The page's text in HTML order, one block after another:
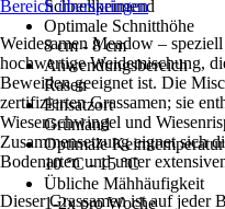
Schnellkeimend
Optimale Schnitthöhe
8 cm - 8 cm
Anwendungsbereich
Rasen
Einsatzort
Grünland
Optimale Keimtemperatur
10 °C - 15 °C
Übliche Mähhäufigkeit
1-2x pro Woche
Bereich überspringen
Weidesamen Meadow –
hochwertige Weidemischung,
Beweiden geeignet ist. Die
zertifizierten Grassamen; sie
Wiesenschwingel und
Zusammensetzung eignet sich
Bodenarten und unter
Dieser Grassamen ist auf jeder